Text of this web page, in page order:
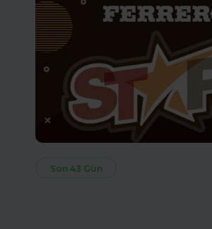
Son 43 Gün